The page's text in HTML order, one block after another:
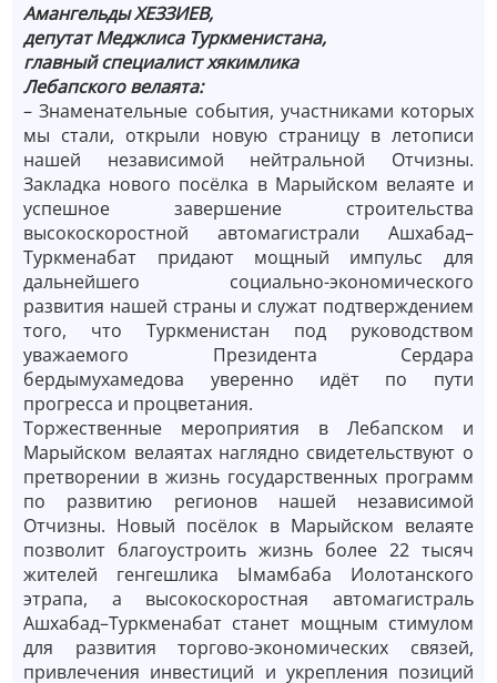
Aмангельды ХЕЗЗИЕВ,
депутат Меджлиса Туркменистана,
главный специалист хякимлика
Лебапского велаята:
– Знаменательные события, участниками которых
мы стали, открыли новую страницу в летописи
нашей независимой нейтральной Отчизны.
Закладка нового посёлка в Марыйском велаяте и
успешное завершение строительства
высокоскоростной автомагистрали Ашхабад–
Туркменабат придают мощный импульс для
дальнейшего социально-экономического
развития нашей страны и служат подтверждением
того, что Туркменистан под руководством
уважаемого Президента Сердара
бердымухамедова уверенно идёт по пути
прогресса и процветания.
Торжественные мероприятия в Лебапском и
Марыйском велаятах наглядно свидетельствуют о
претворении в жизнь государственных программ
по развитию регионов нашей независимой
Отчизны. Новый посёлок в Марыйском велаяте
позволит благоустроить жизнь более 22 тысяч
жителей генгешлика Ымамбаба Иолотанского
этрапа, а высокоскоростная автомагистраль
Ашхабад–Туркменабат станет мощным стимулом
для развития торгово-экономических связей,
привлечения инвестиций и укрепления позиций